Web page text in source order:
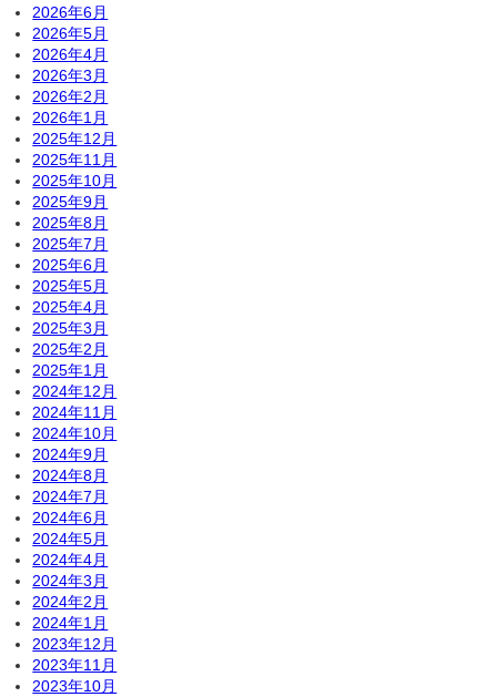
2026年6月
2026年5月
2026年4月
2026年3月
2026年2月
2026年1月
2025年12月
2025年11月
2025年10月
2025年9月
2025年8月
2025年7月
2025年6月
2025年5月
2025年4月
2025年3月
2025年2月
2025年1月
2024年12月
2024年11月
2024年10月
2024年9月
2024年8月
2024年7月
2024年6月
2024年5月
2024年4月
2024年3月
2024年2月
2024年1月
2023年12月
2023年11月
2023年10月